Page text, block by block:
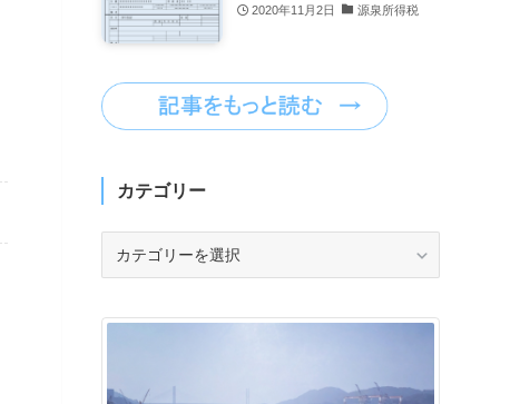
2020年11月2日 源泉所得税
カテゴリー
リ